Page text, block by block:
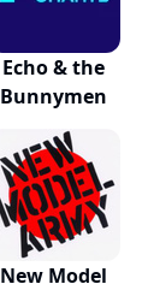
Echo & the
Bunnymen
New Model